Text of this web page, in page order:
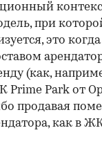
при
это
(как,
Park от
продавая
как в